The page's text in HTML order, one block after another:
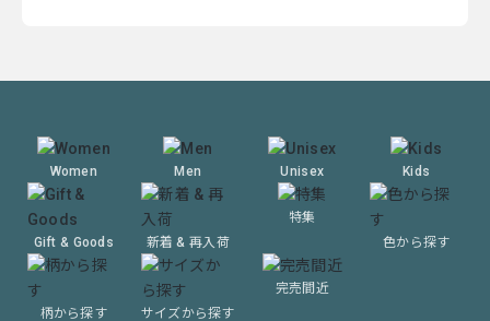
Women Men Unisex Kids
Gift & Goods 新着 & 再入荷
特集
色から探す
柄から探す サイズから探す
完売間近